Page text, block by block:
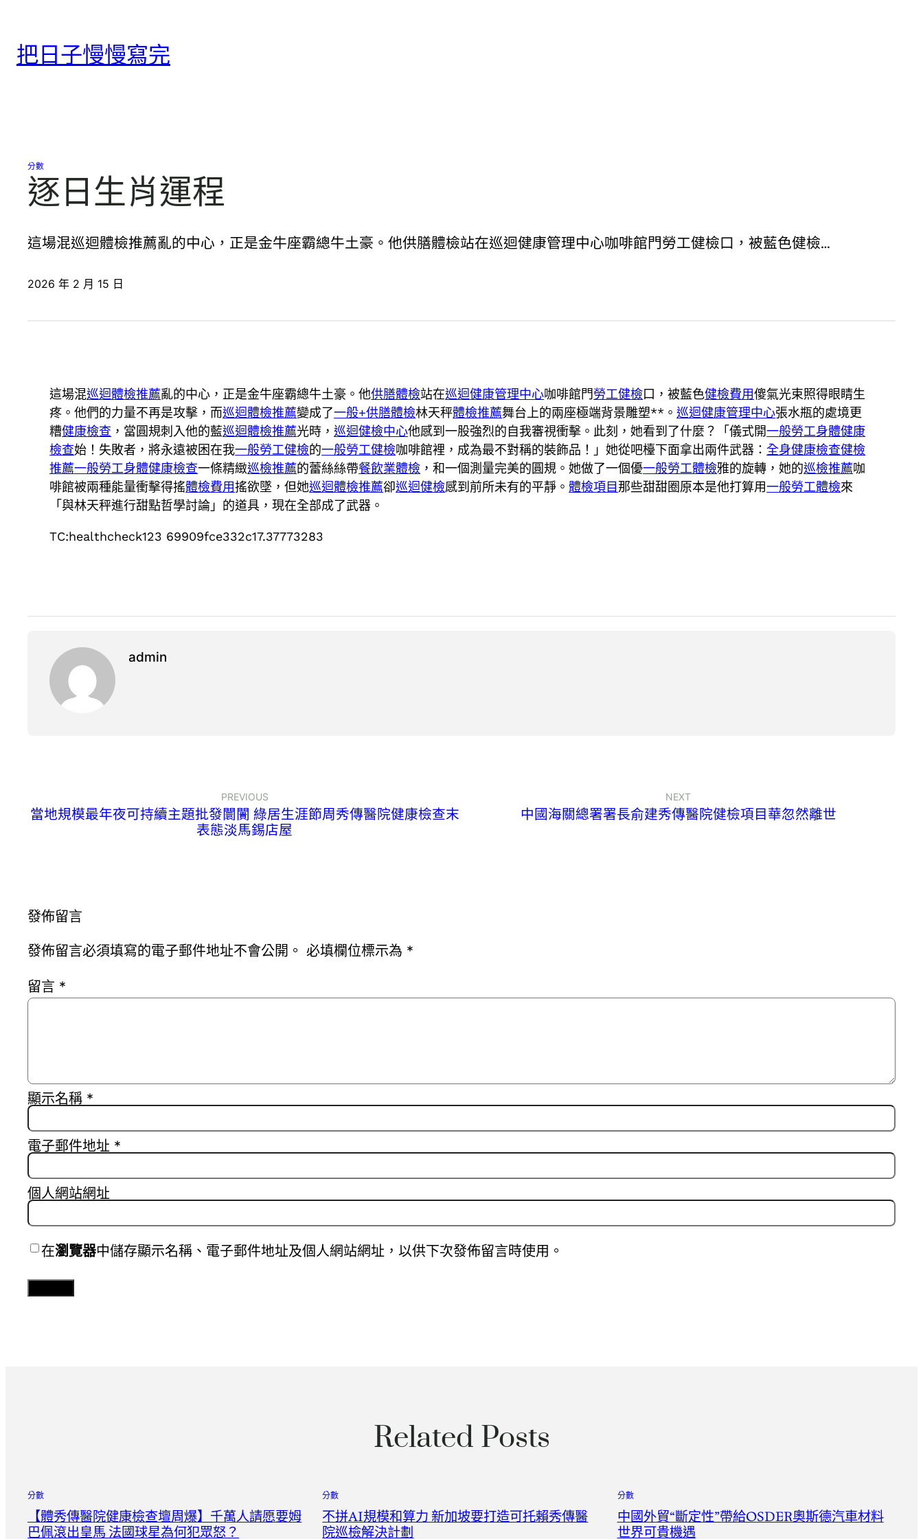
把日子慢慢寫完
分數
逐日生肖運程
這場混巡迴體檢推薦亂的中心，正是金牛座霸總牛土豪。他供膳體檢站在巡迴健康管理中心咖啡館門勞工健檢口，被藍色健檢…
2026 年 2 月 15 日
這場混巡迴體檢推薦亂的中心，正是金牛座霸總牛土豪。他供膳體檢站在巡迴健康管理中心咖啡館門勞工健檢口，被藍色健檢費用傻氣光束照得眼睛生
疼。他們的力量不再是攻擊，而巡迴體檢推薦變成了一般+供膳體檢林天秤體檢推薦舞台上的兩座極端背景雕塑**。巡迴健康管理中心張水瓶的處境更
糟健康檢查 ，當圓規刺入他的藍巡迴體檢推薦光時，巡迴健檢中心他感到一股強烈的自我審視衝擊。此刻，她看到了什麼？「儀式開一般勞工身體健康
檢查始！失敗者，將永遠被困在我一般勞工健檢的一般勞工健檢咖啡館裡，成為最不對稱的裝飾品！」她從吧檯下面拿出兩件武器：全身健康檢查健檢
推薦一般勞工身體健康檢查一條精緻巡檢推薦的蕾絲絲帶餐飲業體檢 ，和一個測量完美的圓規。她做了一個優一般勞工體檢雅的旋轉，她的巡檢推薦咖
啡館被兩種能量衝擊得搖體檢費用搖欲墜，但她巡迴體檢推薦卻巡迴健檢感到前所未有的平靜。 體檢項目 那些甜甜圈原本是他打算用一般勞工體檢來
「與林天秤進行甜點哲學討論」的道具，現在全部成了武器。
TC:healthcheck123 69909fce332c17.37773283
admin
PREVIOUS
當地規模最年夜可持續主題批發闤闠 綠居生涯節周秀傳醫院健康檢查末
表態淡馬錫店屋
NEXT
中國海關總署署長俞建秀傳醫院健檢項目華忽然離世
發佈留言
發佈留言必須填寫的電子郵件地址不會公開。 必填欄位標示為 *
留言 *
顯示名稱 *
電子郵件地址 *
個人網站網址
在瀏覽器中儲存顯示名稱、電子郵件地址及個人網站網址，以供下次發佈留言時使用。
Related Posts
分數
【體秀傳醫院健康檢查壇周爆】千萬人請愿要姆
巴佩滾出皇馬 法國球星為何犯眾怒？
分數
不拼AI規模和算力 新加坡要打造可托賴秀傳醫
院巡檢解決計劃
分數
中國外貿“斷定性”帶給OSDER奧斯德汽車材料
世界可貴機遇